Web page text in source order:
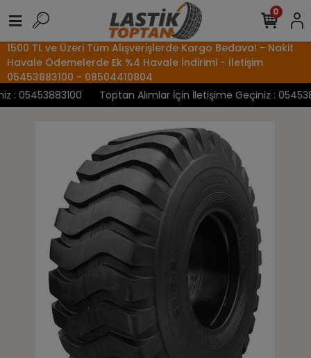
1500 TL ve Üzeri Tüm Alışverişlerde Kargo Bedava! - Nakit
Havale Ödemelerde Ek %4 Havale İndirimi - İletişim
05453883100 - 08504410804
05453883100
Toptan Alımlar İçin İletişime Geçiniz :
0